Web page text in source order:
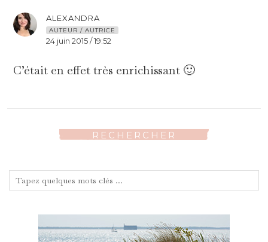
ALEXANDRA
AUTEUR / AUTRICE
24 juin 2015 / 19:52
C’était en effet très enrichissant 🙂
RECHERCHER